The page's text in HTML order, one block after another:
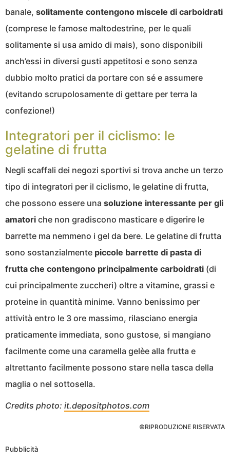
banale, solitamente contengono miscele di carboidrati
(comprese le famose maltodestrine, per le quali
solitamente si usa amido di mais), sono disponibili
anch’essi in diversi gusti appetitosi e sono senza
dubbio molto pratici da portare con sé e assumere
(evitando scrupolosamente di gettare per terra la
confezione!)
Integratori per il ciclismo: le
gelatine di frutta
Negli scaffali dei negozi sportivi si trova anche un terzo
tipo di integratori per il ciclismo, le gelatine di frutta,
che possono essere una soluzione interessante per gli
amatori che non gradiscono masticare e digerire le
barrette ma nemmeno i gel da bere. Le gelatine di frutta
sono sostanzialmente piccole barrette di pasta di
frutta che contengono principalmente carboidrati (di
cui principalmente zuccheri) oltre a vitamine, grassi e
proteine in quantità minime. Vanno benissimo per
attività entro le 3 ore massimo, rilasciano energia
praticamente immediata, sono gustose, si mangiano
facilmente come una caramella gelèe alla frutta e
altrettanto facilmente possono stare nella tasca della
maglia o nel sottosella.
Credits photo: it.depositphotos.com
©RIPRODUZIONE RISERVATA
Pubblicità